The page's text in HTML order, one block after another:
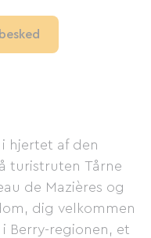
i hjertet af den
turistruten Tårne
de Mazières og
dig velkommen
Berry-regionen, et